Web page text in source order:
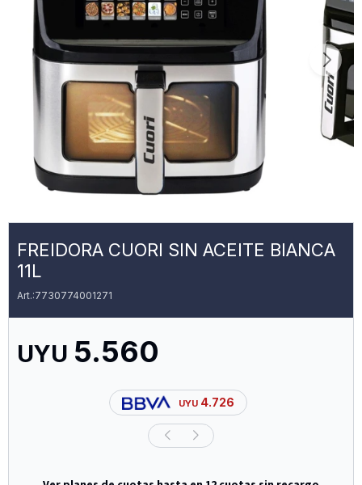
FREIDORA CUORI SIN ACEITE BIANCA
11L
7730774001271
UYU 5.560
UYU 4.726